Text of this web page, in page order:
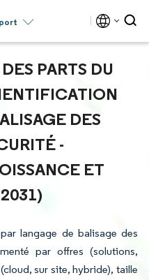
PARTS DU
DES
-
ET
langage de balisage des
par offres (solutions,
sur site, hybride), taille